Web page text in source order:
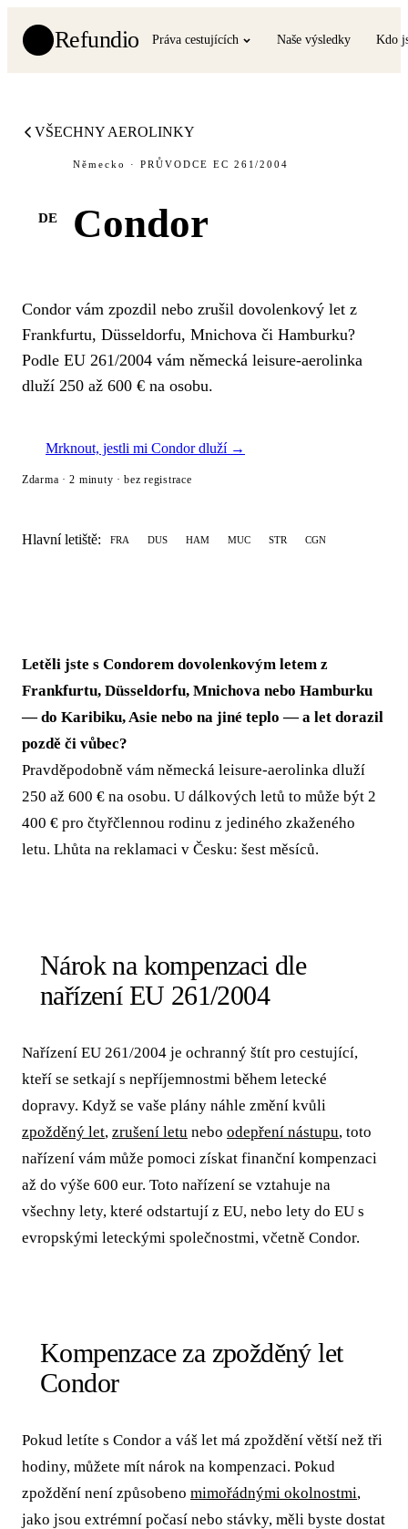
Refundio Práva cestujících Naše výsledky Kdo
VŠECHNY AEROLINKY
DE
Německo · PRŮVODCE EC 261/2004
Condor
Condor vám zpozdil nebo zrušil dovolenkový let z
Frankfurtu, Düsseldorfu, Mnichova či Hamburku?
Podle EU 261/2004 vám německá leisure-aerolinka
dluží 250 až 600 € na osobu.
Mrknout, jestli mi Condor dluží →
Zdarma · 2 minuty · bez registrace
Hlavní letiště: FRA DUS HAM MUC STR CGN
Letěli jste s Condorem dovolenkovým letem z
Frankfurtu, Düsseldorfu, Mnichova nebo Hamburku
— do Karibiku, Asie nebo na jiné teplo — a let dorazil
pozdě či vůbec?
Pravděpodobně vám německá leisure-aerolinka dluží
250 až 600 € na osobu. U dálkových letů to může být 2
400 € pro čtyřčlennou rodinu z jediného zkaženého
letu. Lhůta na reklamaci v Česku: šest měsíců.
Nárok na kompenzaci dle
nařízení EU 261/2004
Nařízení EU 261/2004 je ochranný štít pro cestující,
kteří se setkají s nepříjemnostmi během letecké
dopravy. Když se vaše plány náhle změní kvůli
zpožděný let, zrušení letu nebo odepření nástupu, toto
nařízení vám může pomoci získat finanční kompenzaci
až do výše 600 eur. Toto nařízení se vztahuje na
všechny lety, které odstartují z EU, nebo lety do EU s
evropskými leteckými společnostmi, včetně Condor.
Kompenzace za zpožděný let
Condor
Pokud letíte s Condor a váš let má zpoždění větší než tři
hodiny, můžete mít nárok na kompenzaci. Pokud
zpoždění není způsobeno mimořádnými okolnostmi,
jako jsou extrémní počasí nebo stávky, měli byste dostat